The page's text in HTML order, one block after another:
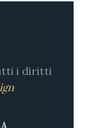
i diritti